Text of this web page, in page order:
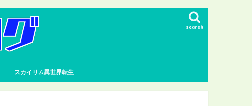
search
スカイリム異世界転生